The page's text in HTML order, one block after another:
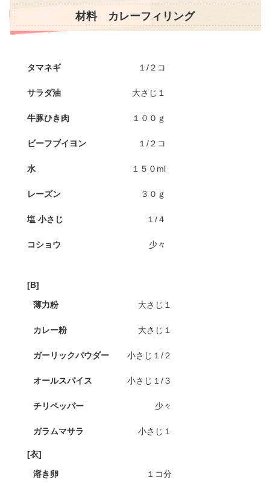
材料 カレーフィリング
タマネギ １/２コ
サラダ油 大さじ１
牛豚ひき肉 １００ｇ
ビーフブイヨン １/２コ
水 １５０ml
レーズン ３０ｇ
塩 小さじ １/４
コショウ 少々
[B]
薄力粉 大さじ１
カレー粉 大さじ１
ガーリックパウダー 小さじ１/２
オールスパイス 小さじ１/３
チリペッパー 少々
ガラムマサラ 小さじ１
[衣]
溶き卵 １コ分